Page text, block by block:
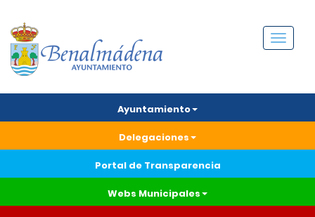
Menú
Ayuntamiento
Delegaciones
Portal de Transparencia
Webs Municipales